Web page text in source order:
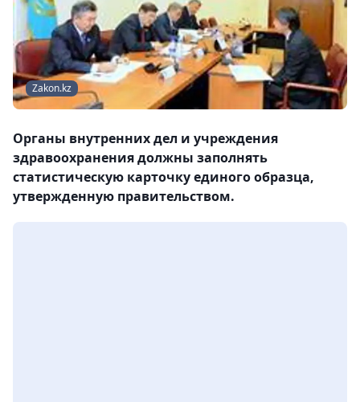
Zakon.kz
Органы внутренних дел и учреждения
здравоохранения должны заполнять
статистическую карточку единого образца,
утвержденную правительством.